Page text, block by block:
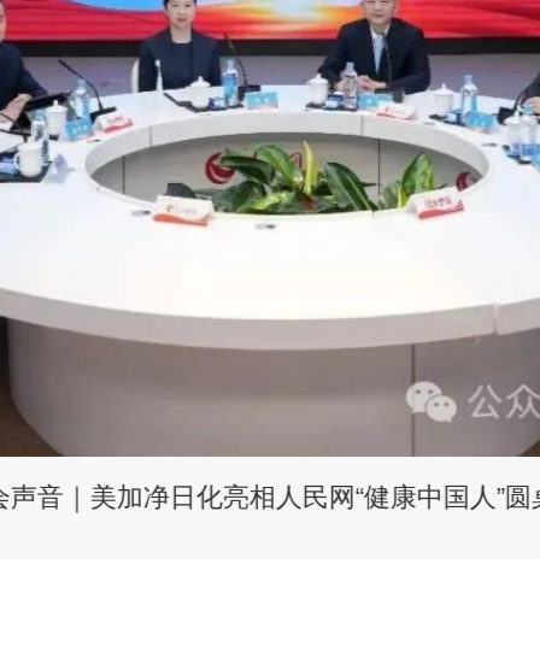
音｜美加净日化亮相人民网“健康中国人”圆